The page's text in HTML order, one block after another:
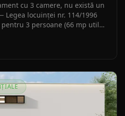
cu 3 camere, nu există un
locuinței nr. 114/1996
3 persoane (66 mp utili)